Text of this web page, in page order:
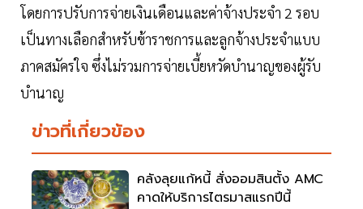
โดยการปรับการจ่ายเงินเดือนและค่าจ้างประจำ 2 รอบ
เป็นทางเลือกสำหรับข้าราชการและลูกจ้างประจำแบบ
ภาคสมัครใจ ซึ่งไม่รวมการจ่ายเบี้ยหวัดบำนาญของผู้รับ
บำนาญ
ข่าวที่เกี่ยวข้อง
คลังลุยแก้หนี้ สั่งออมสินตั้ง AMC
คาดให้บริการไตรมาสแรกปีนี้